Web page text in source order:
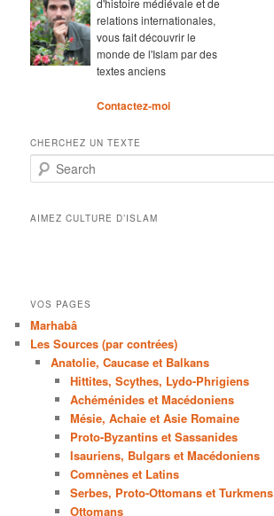
d'histoire médiévale et de
relations internationales,
vous fait découvrir le
monde de l'Islam par des
textes anciens
Contactez-moi
CHERCHEZ UN TEXTE
Search
AIMEZ CULTURE D’ISLAM
VOS PAGES
Marhabâ
Les Sources (par contrées)
Anatolie, Caucase et Balkans
Hittites, Scythes, Lydo-Phrigiens
Achéménides et Macédoniens
Mésie, Achaie et Asie Romaine
Proto-Byzantins et Sassanides
Isauriens, Bulgars et Macédoniens
Comnènes et Latins
Serbes, Proto-Ottomans et Turkmens
Ottomans